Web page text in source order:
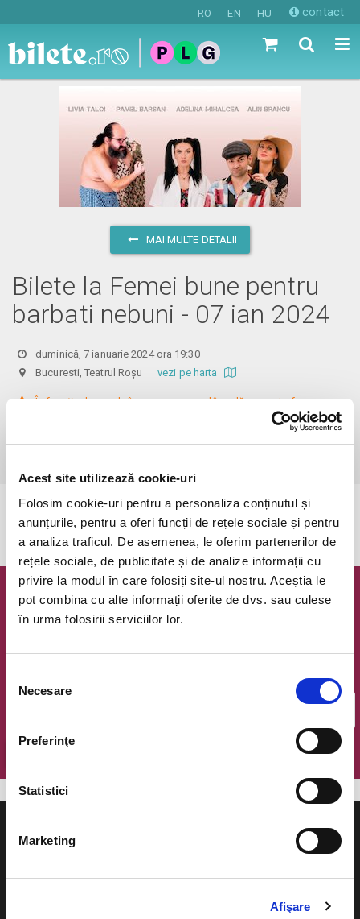
Acest site utilizează cookie-uri
Folosim cookie-uri pentru a personaliza conținutul și
anunțurile, pentru a oferi funcții de rețele sociale și pentru
a analiza traficul. De asemenea, le oferim partenerilor de
rețele sociale, de publicitate și de analize informații cu
privire la modul în care folosiți site-ul nostru. Aceștia le
pot combina cu alte informații oferite de dvs. sau culese
în urma folosirii serviciilor lor.
consimțământului
Necesare
Preferinţe
Statistici
Marketing
Afişare
RO EN HU contact
MAI MULTE DETALII
Bilete la Femei bune pentru
barbati nebuni - 07 ian 2024
duminică, 7 ianuarie 2024 ora 19:30
Bucuresti, Teatrul Roșu vezi pe harta
În funcție de ora de începere, accesul în sală se poate face cu o
oră / cu 40 minute mai devreme, fiind permis cu până la 10 minute
Evenimentul a expirat.
Newsletter @ Bilete.ro
evenimente.